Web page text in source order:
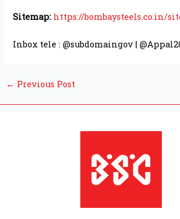
Sitemap: https://bombaysteels.co.in/
Inbox tele : @subdomaingov |
← Previous Post